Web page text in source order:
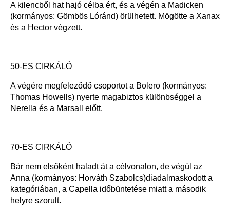
A kilencből hat hajó célba ért, és a végén a Madicken
(kormányos: Gömbös Lóránd) örülhetett. Mögötte a Xanax
és a Hector végzett.
50-ES CIRKÁLÓ
A végére megfeleződő csoportot a Bolero (kormányos:
Thomas Howells) nyerte magabiztos különbséggel a
Nerella és a Marsall előtt.
70-ES CIRKÁLÓ
Bár nem elsőként haladt át a célvonalon, de végül az
Anna (kormányos: Horváth Szabolcs)diadalmaskodott a
kategóriában, a Capella időbüntetése miatt a második
helyre szorult.